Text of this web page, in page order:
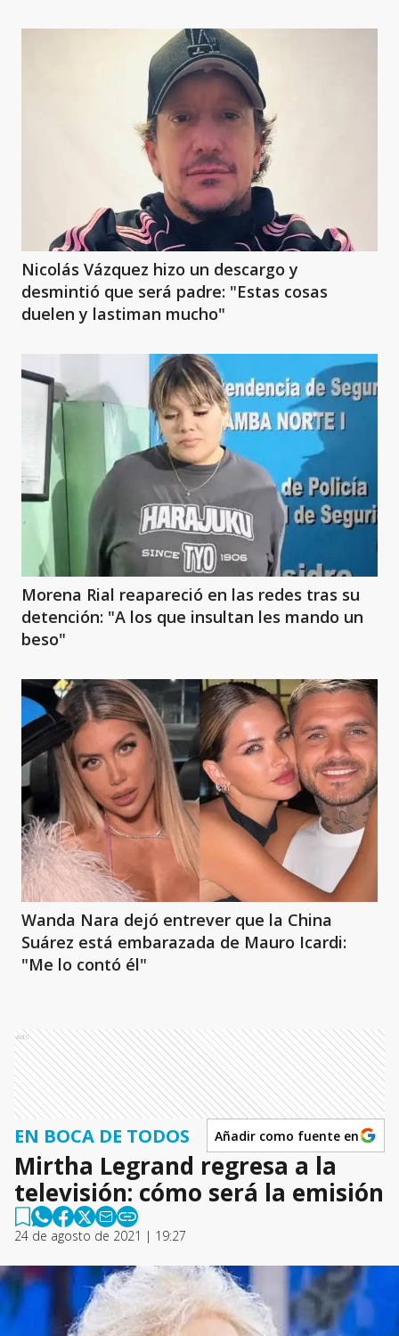
Nicolás Vázquez hizo un descargo y
desmintió que será padre: "Estas cosas
duelen y lastiman mucho"
Morena Rial reapareció en las redes tras su
detención: "A los que insultan les mando un
beso"
Wanda Nara dejó entrever que la China
Suárez está embarazada de Mauro Icardi:
"Me lo contó él"
Ads
EN BOCA DE TODOS Añadir como fuente en
Mirtha Legrand regresa a la
televisión: cómo será la emisión
24 de agosto de 2021 | 19:27